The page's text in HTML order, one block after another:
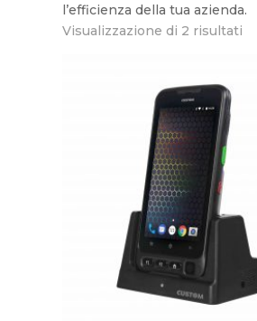
l’efficienza della tua azienda.
Visualizzazione di 2 risultati